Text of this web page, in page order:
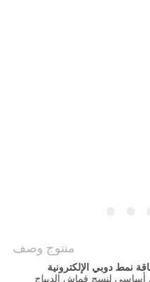
منتوج وصف
نمط دوبي الإلكترونية
أساسي لنسج قماش الديباج